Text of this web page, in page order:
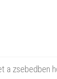
a zsebedben